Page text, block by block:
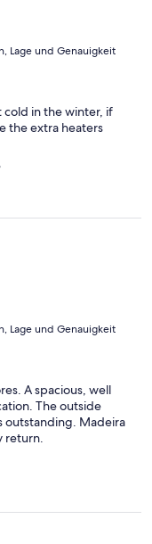
Lage und Genauigkeit
cold in the winter, if
the extra heaters
Lage und Genauigkeit
A spacious, well
The outside
outstanding. Madeira
return.